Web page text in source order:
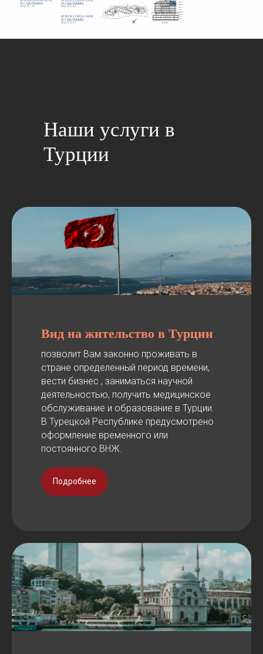
Наши услуги в
Турции
Вид на жительство в Турции
позволит Вам законно проживать в
стране определенный период времени,
вести бизнес , заниматься научной
деятельностью, получить медицинское
обслуживание и образование в Турции.
В Турецкой Республике предусмотрено
оформление временного или
постоянного ВНЖ.
Подробнее